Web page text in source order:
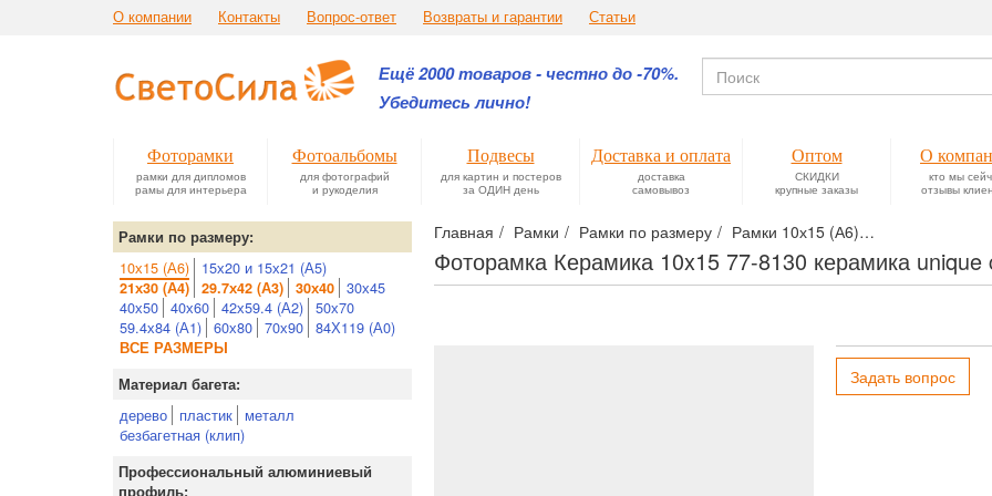
О компании Контакты Вопрос-ответ Возвраты и гарантии Статьи
Ещё 2000 товаров - честно до -70%.
Убедитесь лично!
Фоторамки
рамки для дипломов
рамы для интерьера
Фотоальбомы
для фотографий
и рукоделия
Подвесы
для картин и постеров
за ОДИН день
Доставка и оплата
доставка
самовывоз
Оптом
СКИДКИ
крупные заказы
О
кто мы
отзывы
Главная Рамки Рамки по размеру Рамки 10х15 (А6)
Фоторамка Керамика 10x15 77-8130 керамика unique
Рамки по размеру:
10х15 (А6) 15х20 и 15х21 (А5)
21х30 (А4) 29.7х42 (А3) 30х40
30х45
40х50 40х60 42х59.4 (А2) 50х70
59.4х84 (А1) 60х80 70х90 84Х119 (А0)
ВСЕ РАЗМЕРЫ
Материал багета:
дерево пластик
металл
безбагетная (клип)
Профессиональный алюминиевый
профиль:
Задать вопрос